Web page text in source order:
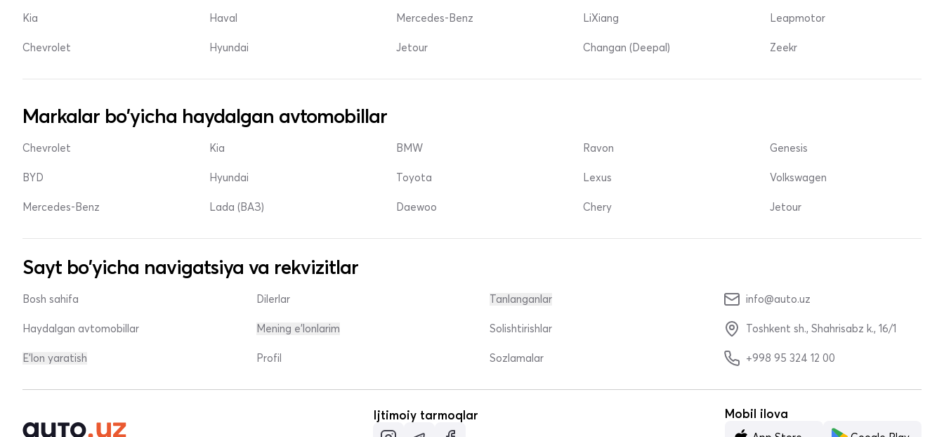
Kia
Chevrolet
Haval
Hyundai
Mercedes-Benz
Jetour
LiXiang
Changan (Deepal)
Leapmotor
Zeekr
Markalar bo'yicha haydalgan avtomobillar
Chevrolet
BYD
Mercedes-Benz
Kia
Hyundai
Lada (ВАЗ)
BMW
Toyota
Daewoo
Ravon
Lexus
Chery
Genesis
Volkswagen
Jetour
Sayt bo'yicha navigatsiya va rekvizitlar
Bosh sahifa
Haydalgan avtomobillar
E'lon yaratish
Dilerlar
Mening e'lonlarim
Profil
Tanlanganlar
Solishtirishlar
Sozlamalar
info@auto.uz
Toshkent sh., Shahrisabz k., 16/1
+998 95 324 12 00
Ijtimoiy tarmoqlar Mobil ilova